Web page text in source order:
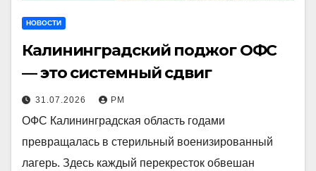
НОВОСТИ
Калининградский поджог ОФС
— это системный сдвиг
31.07.2026 РМ
ОФС Калининградская область годами
превращалась в стерильный военизированный
лагерь. Здесь каждый перекресток обвешан